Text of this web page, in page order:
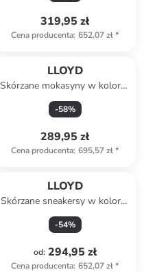
319,95 zł
Cena producenta: 652,07 zł*
LLOYD
Skórzane mokasyny w kolorze
szarym
-58%
289,95 zł
Cena producenta: 695,57 zł*
LLOYD
Skórzane sneakersy w kolorze
granatowo-białym
-54%
od: 294,95 zł
Cena producenta: 652,07 zł*